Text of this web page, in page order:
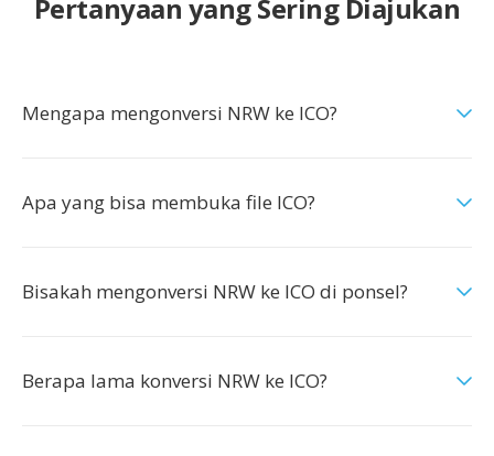
Pertanyaan yang Sering Diajukan
Mengapa mengonversi NRW ke ICO?
Apa yang bisa membuka file ICO?
Bisakah mengonversi NRW ke ICO di ponsel?
Berapa lama konversi NRW ke ICO?